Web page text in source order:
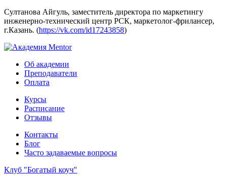
Султанова Айгуль, заместитель директора по маркетингу
инженерно-технический центр РСК, маркетолог-фрилансер,
г.Казань. (https://vk.com/id17243858)
Об академии
Преподаватели
Оплата
Курсы
Расписание
Отзывы
Контакты
Блог
Часто задаваемые вопросы
Клуб "Богатый коуч"